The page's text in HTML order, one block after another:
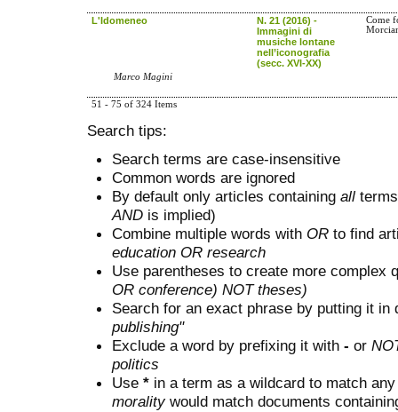
L'Idomeneo
N. 21 (2016) -
Immagini di
musiche lontane
nell’iconografia
(secc. XVI-XX)
Come
Marco Magini
51 - 75 of 324 Items
Search tips:
Search terms are case-insensitive
Common words are ignored
By default only articles containing all
AND is implied)
Combine multiple words with OR to find
education OR research
Use parentheses to create more complex
OR conference) NOT theses)
Search for an exact phrase by putting it
publishing"
Exclude a word by prefixing it with - or
politics
Use * in a term as a wildcard to match
moralitywould match documents